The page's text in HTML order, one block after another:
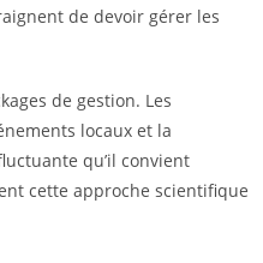
de devoir gérer les
de gestion. Les
locaux et la
qu’il convient
cette approche scientifique